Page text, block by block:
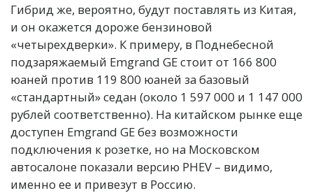
Гибрид же, вероятно, будут поставлять из Китая,
и он окажется дороже бензиновой
«четырехдверки». К примеру, в Поднебесной
подзаряжаемый Emgrand GE стоит от 166 800
юаней против 119 800 юаней за базовый
«стандартный» седан (около 1 597 000 и 1 147 000
рублей соответственно). На китайском рынке еще
доступен Emgrand GE без возможности
подключения к розетке, но на Московском
автосалоне показали версию PHEV – видимо,
именно ее и привезут в Россию.